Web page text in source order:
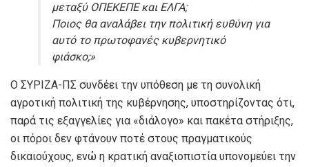
μεταξύ ΟΠΕΚΕΠΕ και ΕΛΓΑ;
Ποιος θα αναλάβει την πολιτική ευθύνη για
αυτό το πρωτοφανές κυβερνητικό
φιάσκο;»
Ο ΣΥΡΙΖΑ-ΠΣ συνδέει την υπόθεση με τη συνολική
αγροτική πολιτική της κυβέρνησης, υποστηρίζοντας ότι,
παρά τις εξαγγελίες για «διάλογο» και πακέτα στήριξης,
οι πόροι δεν φτάνουν ποτέ στους πραγματικούς
δικαιούχους, ενώ η κρατική αναξιοπιστία υπονομεύει την